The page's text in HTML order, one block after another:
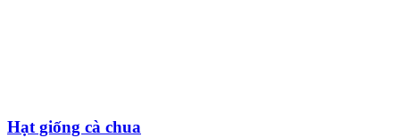
Hạt giống cà chua